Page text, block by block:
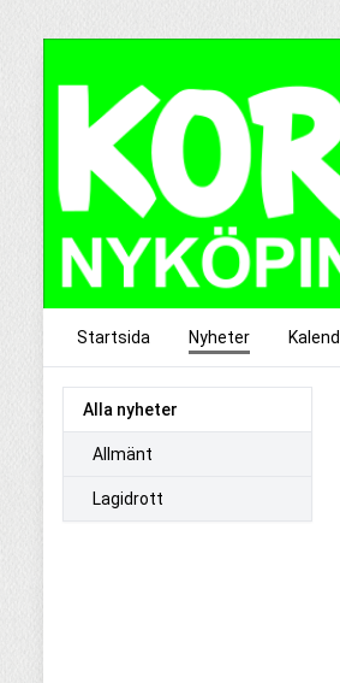
Startsida Nyheter
Alla nyheter
Allmänt
Lagidrott